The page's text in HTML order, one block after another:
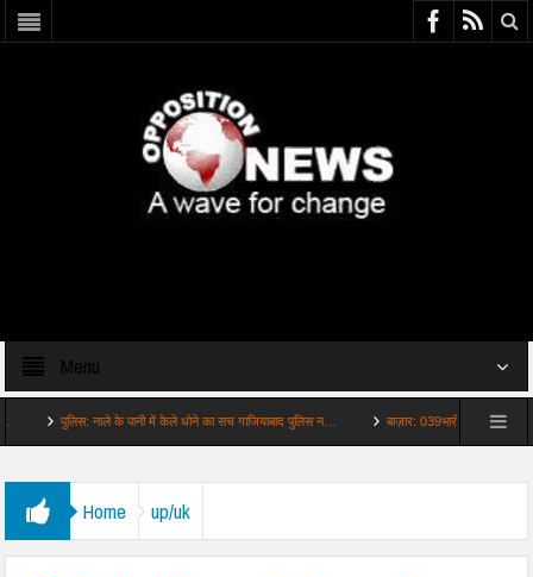
Menu
पुलिस: नाले के पानी में केले धोने का सच गाजियाबाद पुलिस न… बाज़ार: 039भारी बारिश है वजह
Home up/uk